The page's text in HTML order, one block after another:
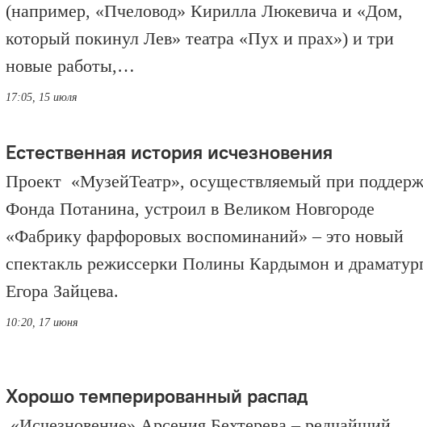
(например, «Пчеловод» Кирилла Люкевича и «Дом,
который покинул Лев» театра «Пух и прах») и три
новые работы,…
17:05, 15 июля
Естественная история исчезновения
Проект «МузейТеатр», осуществляемый при
Фонда Потанина, устроил в Великом Новгороде
«Фабрику фарфоровых воспоминаний» – это новый
спектакль режиссерки Полины Кардымон и
Егора Зайцева.
10:20, 17 июня
Хорошо темперированный распад